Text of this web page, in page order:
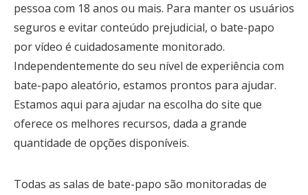
pessoa com 18 anos ou mais. Para manter os usuários
seguros e evitar conteúdo prejudicial, o bate-papo
por vídeo é cuidadosamente monitorado.
Independentemente do seu nível de experiência com
bate-papo aleatório, estamos prontos para ajudar.
Estamos aqui para ajudar na escolha do site que
oferece os melhores recursos, dada a grande
quantidade de opções disponíveis.
Todas as salas de bate-papo são monitoradas de